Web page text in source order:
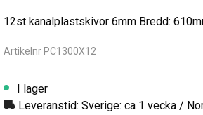
12st kanalplastskivor 6mm Bredd:
Artikelnr PC1300X12
I lager
Leveranstid: Sverige: ca 1 vecka /